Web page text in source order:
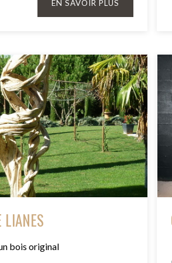
EN SAVOIR PLUS
LIANES
bois original